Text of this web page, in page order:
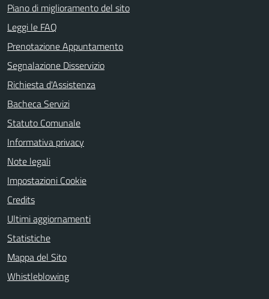
Piano di miglioramento del sito
Leggi le FAQ
Prenotazione Appuntamento
Segnalazione Disservizio
Richiesta d'Assistenza
Bacheca Servizi
Statuto Comunale
Informativa privacy
Note legali
Impostazioni Cookie
Credits
Ultimi aggiornamenti
Statistiche
Mappa del Sito
Whistleblowing